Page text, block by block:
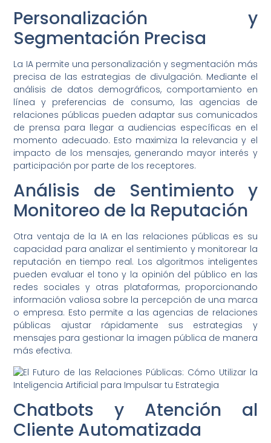
Personalización y
Segmentación Precisa
La IA permite una personalización y segmentación más
precisa de las estrategias de divulgación. Mediante el
análisis de datos demográficos, comportamiento en
línea y preferencias de consumo, las agencias de
relaciones públicas pueden adaptar sus comunicados
de prensa para llegar a audiencias específicas en el
momento adecuado. Esto maximiza la relevancia y el
impacto de los mensajes, generando mayor interés y
participación por parte de los receptores.
Análisis de Sentimiento y
Monitoreo de la Reputación
Otra ventaja de la IA en las relaciones públicas es su
capacidad para analizar el sentimiento y monitorear la
reputación en tiempo real. Los algoritmos inteligentes
pueden evaluar el tono y la opinión del público en las
redes sociales y otras plataformas, proporcionando
información valiosa sobre la percepción de una marca
o empresa. Esto permite a las agencias de relaciones
públicas ajustar rápidamente sus estrategias y
mensajes para gestionar la imagen pública de manera
más efectiva.
Chatbots y Atención al
Cliente Automatizada